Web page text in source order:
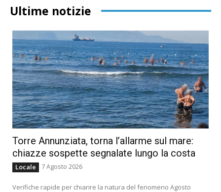
Ultime notizie
Torre Annunziata, torna l’allarme sul mare:
chiazze sospette segnalate lungo la costa
Locale 7 Agosto 2026
Verifiche rapide per chiarire la natura del fenomeno Agosto